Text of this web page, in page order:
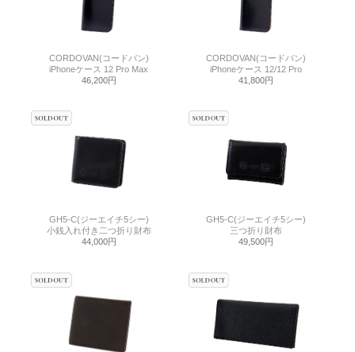
CORDOVAN(コードバン)
iPhoneケース 12 Pro Max
46,200円
CORDOVAN(コードバン)
iPhoneケース 12/12 Pro
41,800円
GH5-C(ジーエイチ5シー)
小銭入れ付き二つ折り財布
44,000円
GH5-C(ジーエイチ5シー)
三つ折り財布
49,500円